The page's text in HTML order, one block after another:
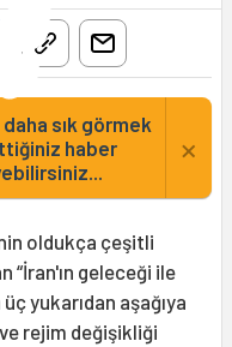
sık görmek
haber
×
oldukça çeşitli
“İran'ın geleceği ile
yukarıdan aşağıya
rejim değişikliği